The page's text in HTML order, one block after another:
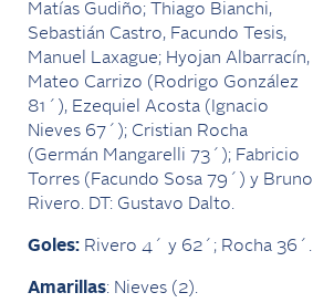
Matías Gudiño; Thiago Bianchi,
Sebastián Castro, Facundo Tesis,
Manuel Laxague; Hyojan Albarracín,
Mateo Carrizo (Rodrigo González
81´), Ezequiel Acosta (Ignacio
Nieves 67´); Cristian Rocha
(Germán Mangarelli 73´); Fabricio
Torres (Facundo Sosa 79´) y Bruno
Rivero. DT: Gustavo Dalto.
Goles: Rivero 4´ y 62´; Rocha 36´.
Amarillas: Nieves (2).